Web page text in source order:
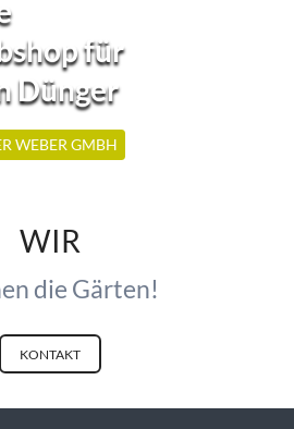
für
Dünger
WEBER GMBH
WIR
die Gärten!
KONTAKT